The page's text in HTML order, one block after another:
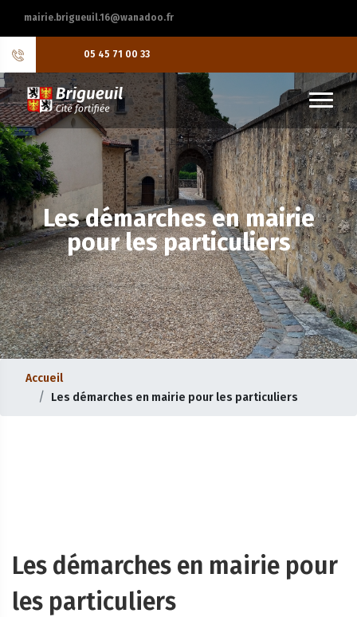
mairie.brigueuil.16@wanadoo.fr
05 45 71 00 33
Les démarches en mairie
pour les particuliers
Accueil
Les démarches en mairie pour les particuliers
Les démarches en mairie pour
les particuliers